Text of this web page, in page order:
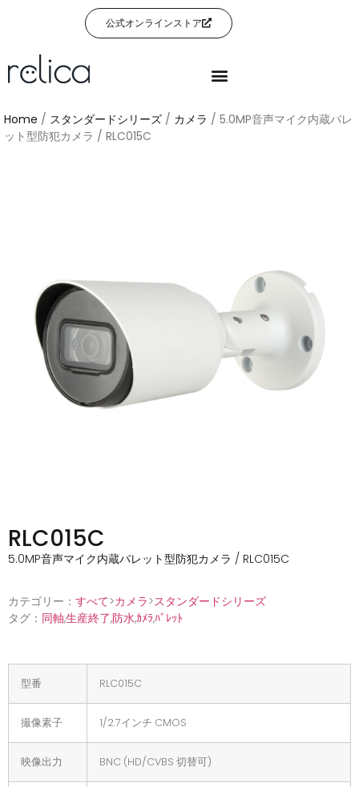
公式オンラインストア
Home / スタンダードシリーズ / カメラ / 5.0MP音声マイク内蔵バレ
ット型防犯カメラ / RLC015C
RLC015C
5.0MP音声マイク内蔵バレット型防犯カメラ / RLC015C
カテゴリー： すべて>カメラ>スタンダードシリーズ
タグ： 同軸,生産終了,防水,ｶﾒﾗ,ﾊﾞﾚｯﾄ
型番 RLC015C
撮像素子 1/2.7インチ CMOS
映像出力 BNC (HD/CVBS 切替可)